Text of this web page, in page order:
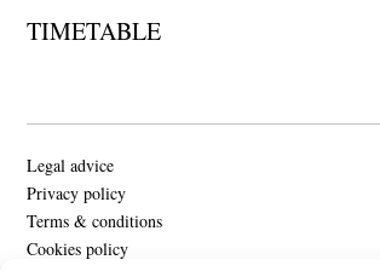
TIMETABLE
Legal advice
Privacy policy
Terms & conditions
Cookies policy